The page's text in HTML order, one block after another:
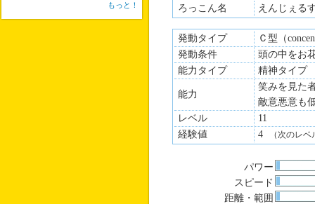
ろっこん名 えんじぇる
発動タイプ
Ｃ型（
発動条件
頭の中をお
能力タイプ
精神タイプ
能力
笑みを見た
敵意悪意も
レベル
11
経験値
4 （次のレ
パワー
スピード
距離・範囲
もっと！